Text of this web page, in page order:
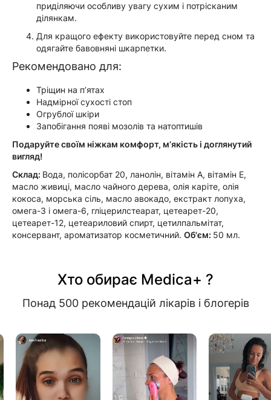
приділяючи особливу увагу сухим і потрісканим
ділянкам.
Для кращого ефекту використовуйте перед сном та
одягайте бавовняні шкарпетки.
Рекомендовано для:
Тріщин на п’ятах
Надмірної сухості стоп
Огрублої шкіри
Запобігання появі мозолів та натоптишів
Подаруйте своїм ніжкам комфорт, м’якість і доглянутий
вигляд!
Склад: Вода, полісорбат 20, ланолін, вітамін А, вітамін Е,
масло живиці, масло чайного дерева, олія каріте, олія
кокоса, морська сіль, масло авокадо, екстракт лопуха,
омега-3 і омега-6, гліцерилстеарат, цетеарет-20,
цетеарет-12, цетеариловий спирт, цетилпальмітат,
консервант, ароматизатор косметичний. Об'єм: 50 мл.
Хто обирає Medica+ ?
Понад 500 рекомендацій лікарів і блогерів